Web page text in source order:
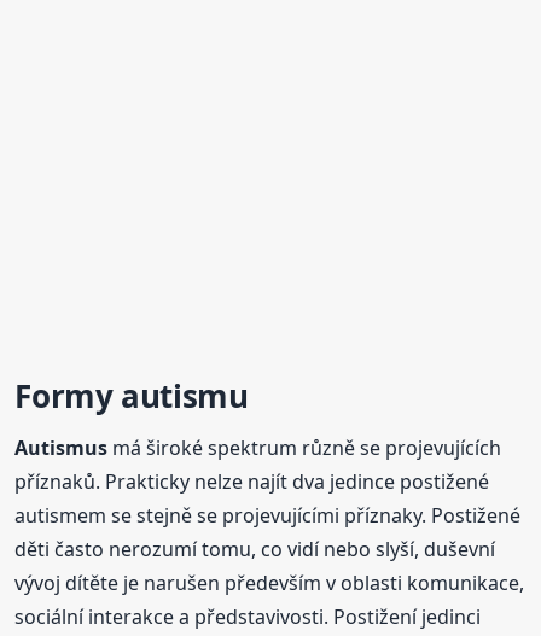
Formy autismu
Autismus má široké spektrum různě se projevujících
příznaků. Prakticky nelze najít dva jedince postižené
autismem se stejně se projevujícími příznaky. Postižené
děti často nerozumí tomu, co vidí nebo slyší, duševní
vývoj dítěte je narušen především v oblasti komunikace,
sociální interakce a představivosti. Postižení jedinci